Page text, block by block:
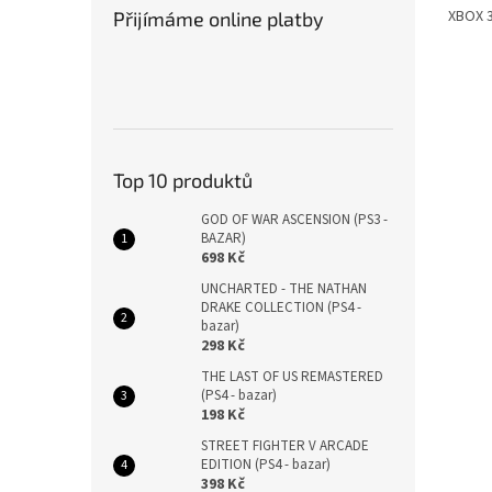
Přijímáme online platby
Top 10 produktů
GOD OF WAR ASCENSION (PS3 -
BAZAR)
698 Kč
UNCHARTED - THE NATHAN
DRAKE COLLECTION (PS4 -
bazar)
298 Kč
THE LAST OF US REMASTERED
(PS4 - bazar)
198 Kč
STREET FIGHTER V ARCADE
EDITION (PS4 - bazar)
398 Kč
XBOX